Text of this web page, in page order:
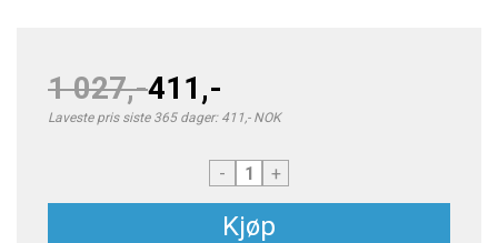
1 027,-411,-
Laveste pris siste 365 dager: 411,- NOK
- +
Kjøp